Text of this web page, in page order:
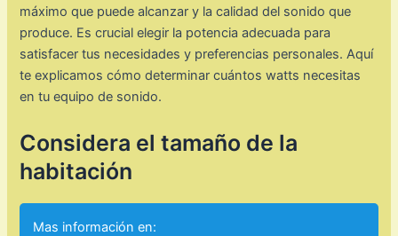
máximo que puede alcanzar y la calidad del sonido que
produce. Es crucial elegir la potencia adecuada para
satisfacer tus necesidades y preferencias personales. Aquí
te explicamos cómo determinar cuántos watts necesitas
en tu equipo de sonido.
Considera el tamaño de la
habitación
Mas información en: